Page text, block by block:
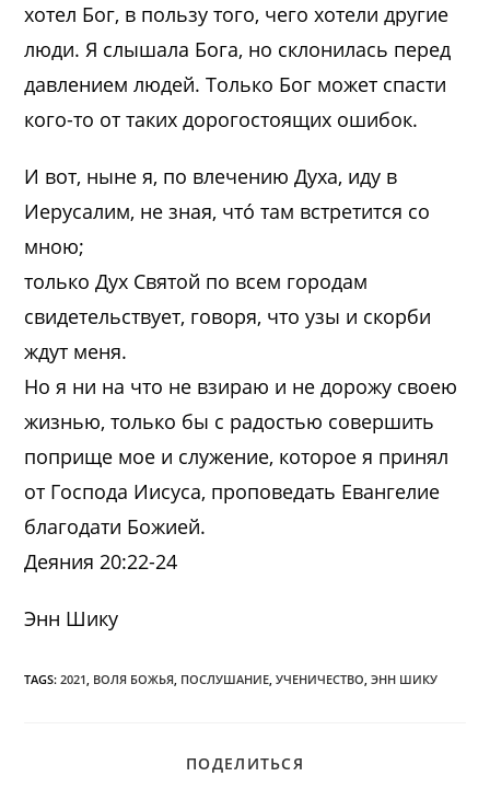
хотел Бог, в пользу того, чего хотели другие
люди. Я слышала Бога, но склонилась перед
давлением людей. Только Бог может спасти
кого-то от таких дорогостоящих ошибок.
И вот, ныне я, по влечению Духа, иду в
Иерусалим, не зная, что́ там встретится со
мною;
только Дух Святой по всем городам
свидетельствует, говоря, что узы и скорби
ждут меня.
Но я ни на что не взираю и не дорожу своею
жизнью, только бы с радостью совершить
поприще мое и служение, которое я принял
от Господа Иисуса, проповедать Евангелие
благодати Божией.
Деяния 20:22-24
Энн Шику
TAGS:2021, ВОЛЯ БОЖЬЯ, ПОСЛУШАНИЕ, УЧЕНИЧЕСТВО, ЭНН ШИКУ
ПОДЕЛИТЬСЯ